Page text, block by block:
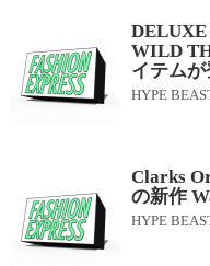
WILD
イテムが
HYPE
Clarks
の新作
HYPE